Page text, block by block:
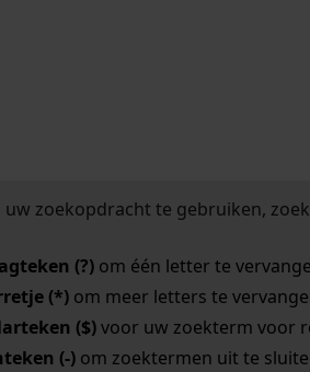
uw zoekopdracht te gebruiken,
(?)om één letter te
(*)om meer letters te
($)voor uw zoekterm voor
(-)om zoektermen uit te